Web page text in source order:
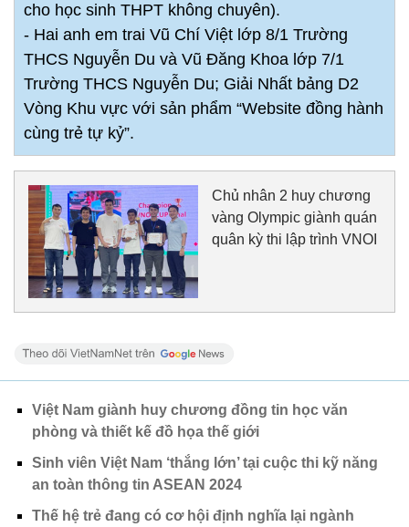
cho học sinh THPT không chuyên).
- Hai anh em trai Vũ Chí Việt lớp 8/1 Trường
THCS Nguyễn Du và Vũ Đăng Khoa lớp 7/1
Trường THCS Nguyễn Du; Giải Nhất bảng D2
Vòng Khu vực với sản phẩm “Website đồng hành
cùng trẻ tự kỷ”.
Chủ nhân 2 huy chương
vàng Olympic giành quán
quân kỳ thi lập trình VNOI
Việt Nam giành huy chương đồng tin học văn
phòng và thiết kế đồ họa thế giới
Sinh viên Việt Nam ‘thắng lớn’ tại cuộc thi kỹ năng
an toàn thông tin ASEAN 2024
Thế hệ trẻ đang có cơ hội định nghĩa lại ngành